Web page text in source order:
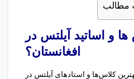
مطالب
و اساتید آیلتس در
افغانستان؟
کلاس‌ها و استادهای آیلتس در